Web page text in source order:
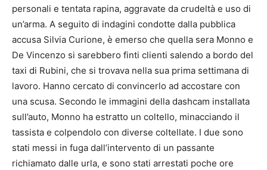
personali e tentata rapina, aggravate da crudeltà e uso di
un’arma. A seguito di indagini condotte dalla pubblica
accusa Silvia Curione, è emerso che quella sera Monno e
De Vincenzo si sarebbero finti clienti salendo a bordo del
taxi di Rubini, che si trovava nella sua prima settimana di
lavoro. Hanno cercato di convincerlo ad accostare con
una scusa. Secondo le immagini della dashcam installata
sull’auto, Monno ha estratto un coltello, minacciando il
tassista e colpendolo con diverse coltellate. I due sono
stati messi in fuga dall’intervento di un passante
richiamato dalle urla, e sono stati arrestati poche ore